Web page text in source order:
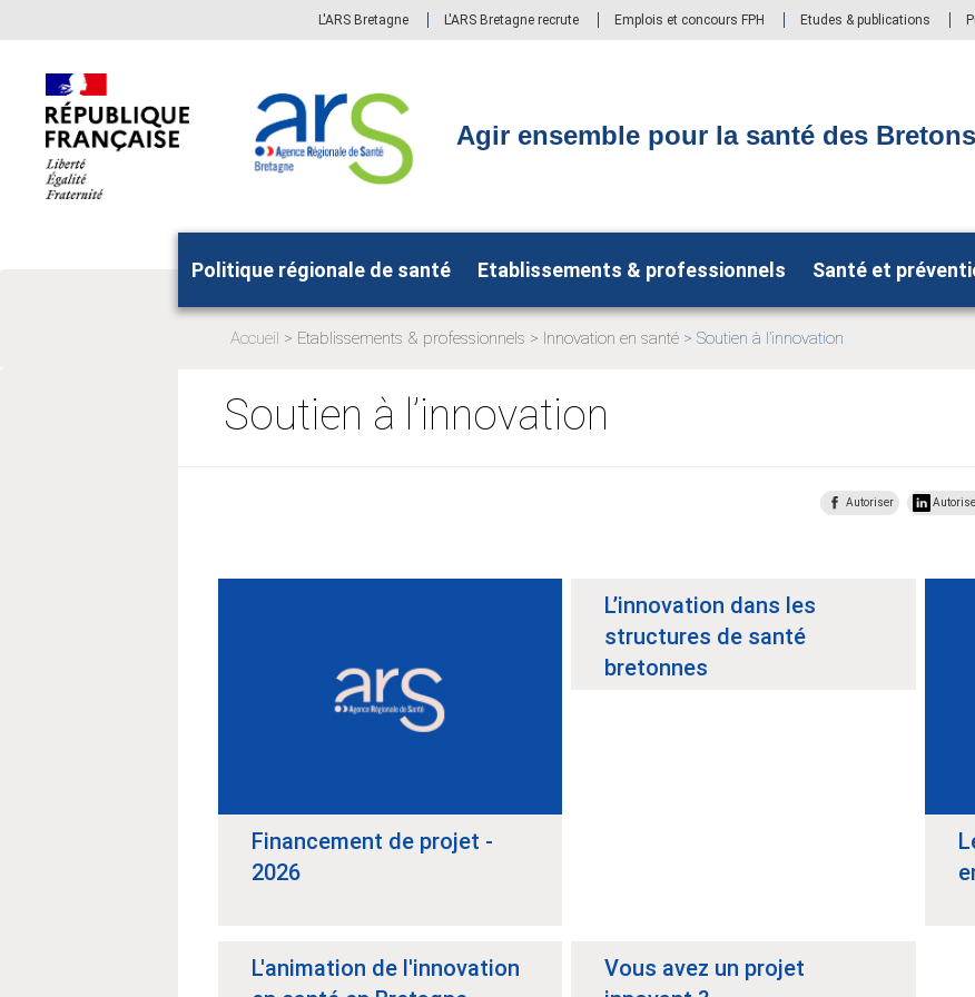
principal,
L'ARS Bretagne L'ARS Bretagne recrute Emplois et concours FPH Etudes & publications
Agir ensemble pour la santé des Bretons
Politique régionale de santé Etablissements & professionnels Santé et
Accueil
Etablissements & professionnels
Innovation en santé
Soutien à l’innovation
Soutien à l’innovation
Autoriser
Financement de projet -
2026
L’innovation dans les
structures de santé
bretonnes
L'animation de l'innovation
Vous avez un projet